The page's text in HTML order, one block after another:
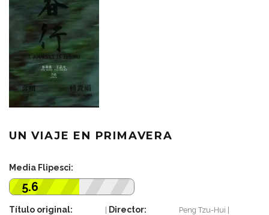
UN VIAJE EN PRIMAVERA
Media Flipesci:
5.6
Título original: Director: Peng Tzu-Hui